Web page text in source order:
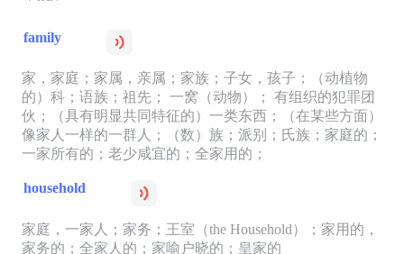
family
家，家庭；家属，亲属；家族；子女，孩子；（动植物
的）科；语族；祖先； 一窝（动物）； 有组织的犯罪团
伙；（具有明显共同特征的）一类东西；（在某些方面）
像家人一样的一群人；（数）族；派别；氏族；家庭的；
一家所有的；老少咸宜的；全家用的；
household
家庭，一家人；家务；王室（the Household）；家用的，
家务的；全家人的；家喻户晓的；皇家的